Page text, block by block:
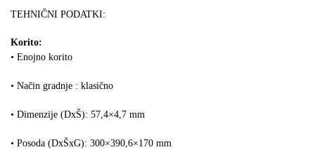
TEHNIČNI PODATKI:
Korito:
• Enojno korito
• Način gradnje : klasično
• Dimenzije (DxŠ): 57,4×4,7 mm
• Posoda (DxŠxG): 300×390,6×170 mm